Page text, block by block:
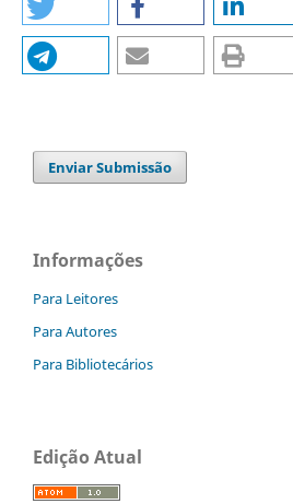
Enviar Submissão
Informações
Para Leitores
Para Autores
Para Bibliotecários
Edição Atual